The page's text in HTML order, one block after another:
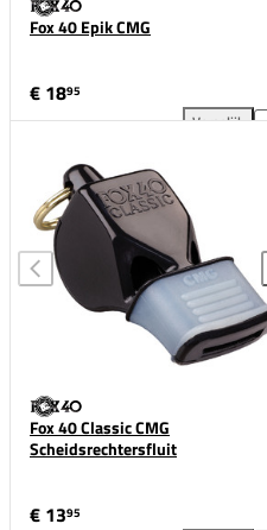
Fox 40 Epik CMG
€ 1895
Vergelijk
Fox 40 Classic CMG
Scheidsrechtersfluit
€ 1395